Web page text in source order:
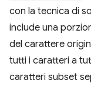
con la tecnica di
include una
del carattere
tutti i caratteri a
caratteri subset